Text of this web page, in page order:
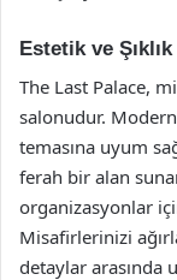
Estetik ve Şıklık
The Last Palace,
salonudur.
temasına uyum
ferah bir alan
organizasyonlar
Misafirlerinizi
detaylar arasında